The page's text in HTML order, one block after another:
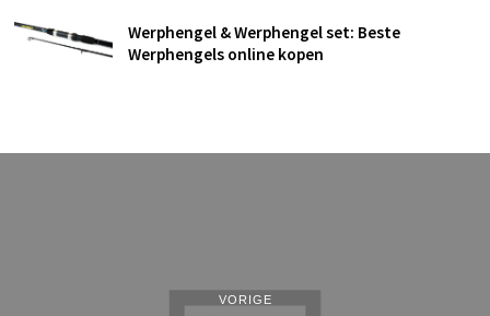
Werphengel & Werphengel set: Beste
Werphengels online kopen
VORIGE